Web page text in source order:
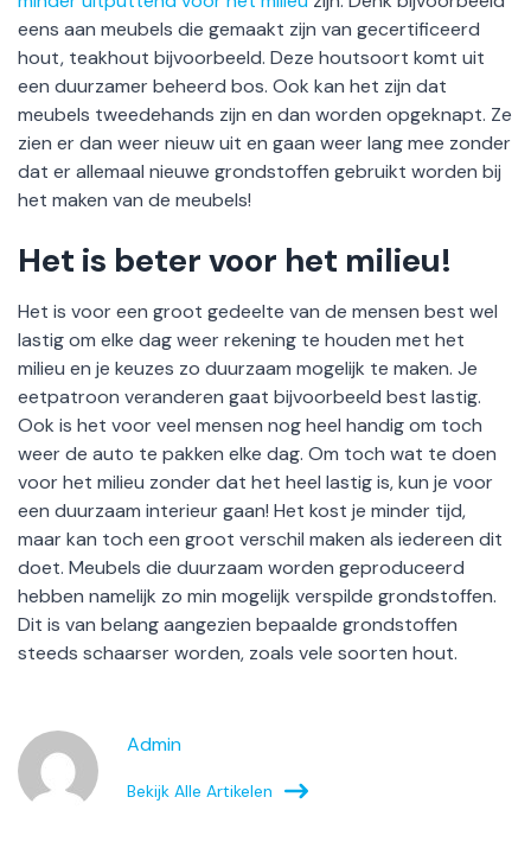
eens aan meubels die gemaakt zijn van gecertificeerd
hout, teakhout bijvoorbeeld. Deze houtsoort komt uit
een duurzamer beheerd bos. Ook kan het zijn dat
meubels tweedehands zijn en dan worden opgeknapt. Ze
zien er dan weer nieuw uit en gaan weer lang mee zonder
dat er allemaal nieuwe grondstoffen gebruikt worden bij
het maken van de meubels!
Het is beter voor het milieu!
Het is voor een groot gedeelte van de mensen best wel
lastig om elke dag weer rekening te houden met het
milieu en je keuzes zo duurzaam mogelijk te maken. Je
eetpatroon veranderen gaat bijvoorbeeld best lastig.
Ook is het voor veel mensen nog heel handig om toch
weer de auto te pakken elke dag. Om toch wat te doen
voor het milieu zonder dat het heel lastig is, kun je voor
een duurzaam interieur gaan! Het kost je minder tijd,
maar kan toch een groot verschil maken als iedereen dit
doet. Meubels die duurzaam worden geproduceerd
hebben namelijk zo min mogelijk verspilde grondstoffen.
Dit is van belang aangezien bepaalde grondstoffen
steeds schaarser worden, zoals vele soorten hout.
Admin
Bekijk Alle Artikelen